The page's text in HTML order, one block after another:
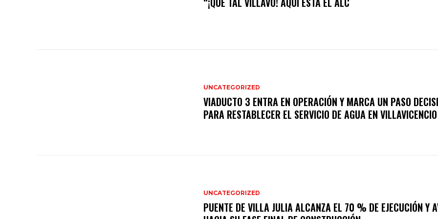
UNCATEGORIZED
VIADUCTO 3 ENTRA EN OPERACIÓN Y MARCA UN PASO
PARA RESTABLECER EL SERVICIO DE AGUA EN VILLAVICENCIO
UNCATEGORIZED
PUENTE DE VILLA JULIA ALCANZA EL 70 % DE EJECUCIÓN Y